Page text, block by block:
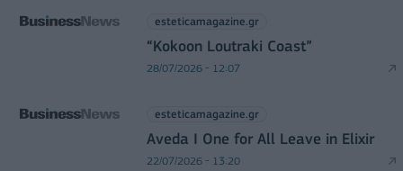
esteticamagazine.gr
“Kokoon Loutraki Coast”
28/07/2026 - 12:07
esteticamagazine.gr
Aveda I One for All Leave in Elixir
22/07/2026 - 13:20